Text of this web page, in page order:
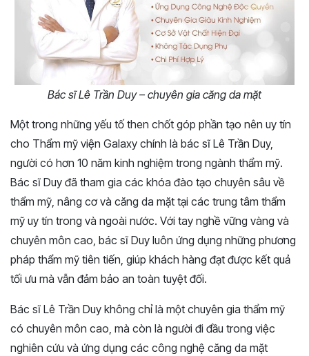
Bác sĩ Lê Trần Duy – chuyên gia căng da mặt
Một trong những yếu tố then chốt góp phần tạo nên uy tín
cho Thẩm mỹ viện Galaxy chính là bác sĩ Lê Trần Duy,
người có hơn 10 năm kinh nghiệm trong ngành thẩm mỹ.
Bác sĩ Duy đã tham gia các khóa đào tạo chuyên sâu về
thẩm mỹ, nâng cơ và căng da mặt tại các trung tâm thẩm
mỹ uy tín trong và ngoài nước. Với tay nghề vững vàng và
chuyên môn cao, bác sĩ Duy luôn ứng dụng những phương
pháp thẩm mỹ tiên tiến, giúp khách hàng đạt được kết quả
tối ưu mà vẫn đảm bảo an toàn tuyệt đối.
Bác sĩ Lê Trần Duy không chỉ là một chuyên gia thẩm mỹ
có chuyên môn cao, mà còn là người đi đầu trong việc
nghiên cứu và ứng dụng các công nghệ căng da mặt